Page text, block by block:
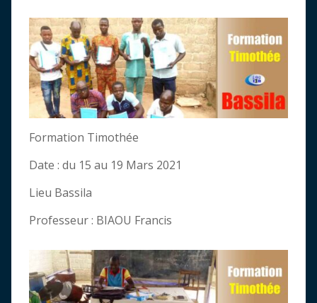
Formation Timothée
Date : du 15 au 19 Mars 2021
Lieu Bassila
Professeur : BIAOU Francis